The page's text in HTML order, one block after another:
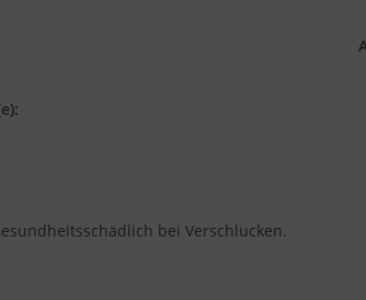
bei Verschlucken.